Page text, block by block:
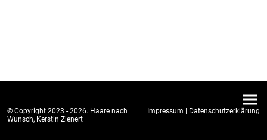
© Copyright 2023 - 2026. Haare nach
Wunsch, Kerstin Zienert
Impressum | Datenschutzerklärung